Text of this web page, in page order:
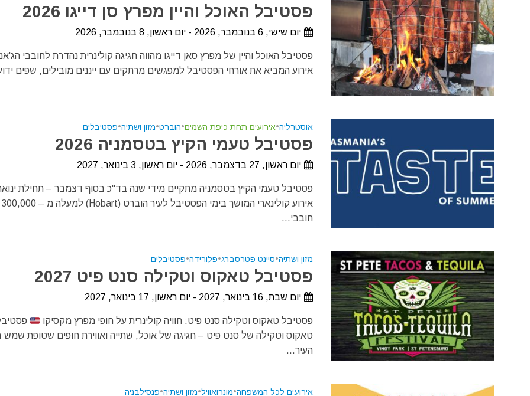
פסטיבל האוכל והיין מפרץ סן דייגו 2026
יום שישי, 6 בנובמבר, 2026 - יום ראשון, 8 בנובמבר, 2026
פסטיבל האוכל והיין של מפרץ סאן דייגו מהווה חגיגה קולינרית נהדרת לחובבי
אירוע המביא את אורחי הפסטיבל למפגשים מרתקים עם ייננים מובילים, שפים
אוסטרליה•אירועים תחת כיפת השמים•הוברט•מזון ושתיה•פסטיבלים
פסטיבל טעמי הקיץ בטסמניה 2026
יום ראשון, 27 בדצמבר, 2026 - יום ראשון, 3 בינואר, 2027
פסטיבל טעמי הקיץ בטסמניה מתקיים מידי שנה בד"כ בסוף דצמבר – תחילת
אירוע קולינארי המושך בימי הפסטיבל לעיר הוברט (Hobart) למעלה מ – 300,000
חובבי...
מזון ושתיה•סיינט פטרסברג•פלורידה•פסטיבלים
פסטיבל טאקוס וטקילה סנט פיט 2027
יום שבת, 16 בינואר, 2027 - יום ראשון, 17 בינואר, 2027
פסטיבל טאקוס וטקילה סנט פיט: חוויה קולינרית על חופי מפרץ מקסיקו
טאקוס וטקילה של סנט פיט – חגיגה של אוכל, שתייה ואווירת חופים שטופת שמש
העיר...
אירועים לכל המשפחה•מונרואוויל•מזון ושתיה•פנסילבניה